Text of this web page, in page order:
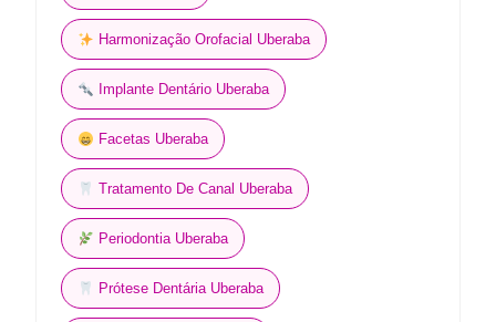
Harmonização Orofacial Uberaba
Implante Dentário Uberaba
Facetas Uberaba
Tratamento De Canal Uberaba
Periodontia Uberaba
Prótese Dentária Uberaba